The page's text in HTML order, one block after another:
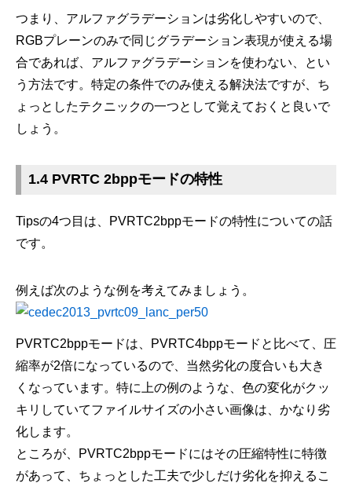
つまり、アルファグラデーションは劣化しやすいので、
RGBプレーンのみで同じグラデーション表現が使える場
合であれば、アルファグラデーションを使わない、とい
う方法です。特定の条件でのみ使える解決法ですが、ち
ょっとしたテクニックの一つとして覚えておくと良いで
しょう。
1.4 PVRTC 2bppモードの特性
Tipsの4つ目は、PVRTC2bppモードの特性についての話
です。
例えば次のような例を考えてみましょう。
PVRTC2bppモードは、PVRTC4bppモードと比べて、圧
縮率が2倍になっているので、当然劣化の度合いも大き
くなっています。特に上の例のような、色の変化がクッ
キリしていてファイルサイズの小さい画像は、かなり劣
化します。
ところが、PVRTC2bppモードにはその圧縮特性に特徴
があって、ちょっとした工夫で少しだけ劣化を抑えるこ